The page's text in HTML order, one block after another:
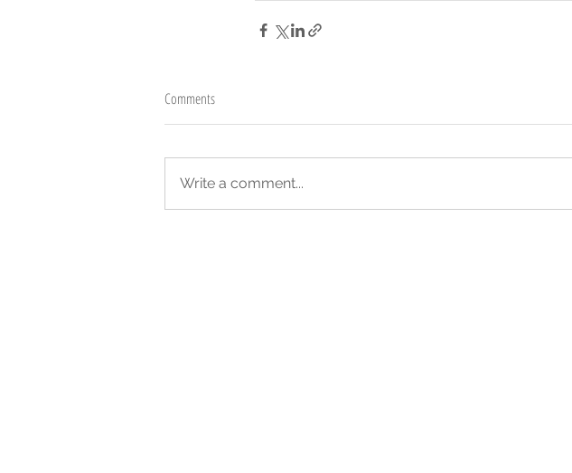
Comments
Write a comment...